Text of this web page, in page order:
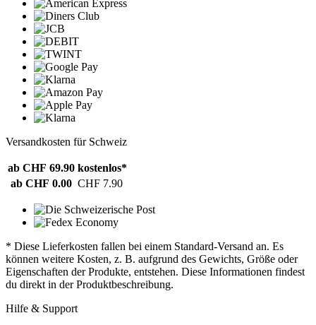
Versandkosten für Schweiz
ab CHF 69.90 kostenlos*
ab CHF 0.00 CHF 7.90
* Diese Lieferkosten fallen bei einem Standard-Versand an. Es
können weitere Kosten, z. B. aufgrund des Gewichts, Größe oder
Eigenschaften der Produkte, entstehen. Diese Informationen findest
du direkt in der Produktbeschreibung.
Hilfe & Support